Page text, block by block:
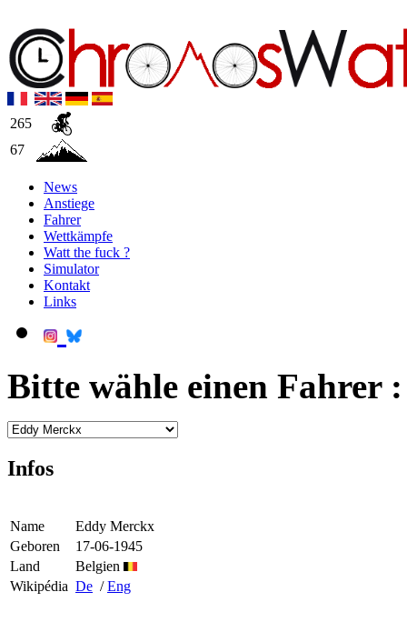
265
67
News
Anstiege
Fahrer
Wettkämpfe
Watt the fuck ?
Simulator
Kontakt
Links
Bitte wähle einen Fahrer :
Infos
Name
Eddy Merckx
Geboren
17-06-1945
Land
Belgien
Wikipédia De /Eng